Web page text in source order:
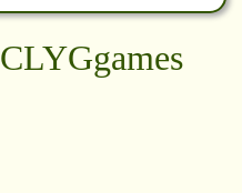
CLYGgames